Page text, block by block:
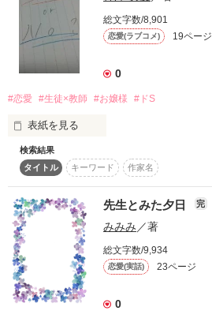
坂道を転げ落ちるように。
階段を踏み外したみたいに。
ぐるぐると堕ちてゆくんだ。
例え、許されないことだとしても――
雨の日は、先生と / haru_
総文字数/8,901
恋愛(ラブコメ) 19ページ
0
#恋愛 #生徒×教師 #お嬢様 #ドS
表紙を見る
      ---私は、お嬢様なんかじゃないっ!!---
      絶対に好きになっちゃいけない人に恋をした。
     気持ちを抑えれば抑えるほど、好きになっていく。
       もう...あなたがいなきゃダメなんです。
   ♪。.:＊・゜♪。.:＊・゜♪。.:＊・゜♪。.:＊・゜
検索結果
タイトル
キーワード 作家名
先生とみた夕日 完
みみみ ／著
総文字数/9,934
恋愛(実話) 23ページ
0